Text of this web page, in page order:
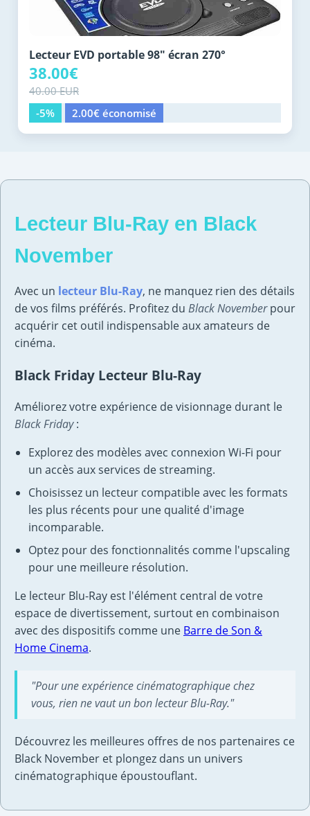
Lecteur EVD portable 98" écran 270°
38.00€
40.00 EUR
-5%
2.00€ économisé
Lecteur Blu-Ray en Black
November
Avec un lecteur Blu-Ray, ne manquez rien des détails
de vos films préférés. Profitez du Black Novemberpour
acquérir cet outil indispensable aux amateurs de
cinéma.
Black Friday Lecteur Blu-Ray
Améliorez votre expérience de visionnage durant le
Black Friday:
Explorez des modèles avec connexion Wi-Fi pour
un accès aux services de streaming.
Choisissez un lecteur compatible avec les formats
les plus récents pour une qualité d'image
incomparable.
Optez pour des fonctionnalités comme l'upscaling
pour une meilleure résolution.
Le lecteur Blu-Ray est l'élément central de votre
espace de divertissement, surtout en combinaison
avec des dispositifs comme une Barre de Son &
Home Cinema.
"Pour une expérience cinématographique chez
vous, rien ne vaut un bon lecteur Blu-Ray."
Découvrez les meilleures offres de nos partenaires ce
Black November et plongez dans un univers
cinématographique époustouflant.